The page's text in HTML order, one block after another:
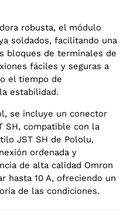
robusta, el módulo
soldados, facilitando una
bloques de terminales de
fáciles y seguras a
el tiempo de
estabilidad.
se incluye un conector
SH, compatible con la
JST SH de Pololu,
ordenada y
de alta calidad Omron
hasta 10 A, ofreciendo un
de las condiciones.